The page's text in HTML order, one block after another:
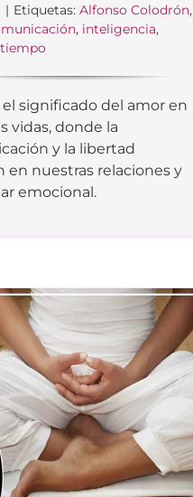
| Etiquetas: Alfonso Colodrón,
, inteligencia,
tiempo
el significado del amor en
vidas, donde la
y la libertad
en nuestras relaciones y
emocional.